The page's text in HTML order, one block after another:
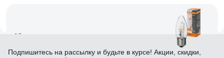
12 отзывов
Подпишитесь на рассылку и будьте в курсе! Акции, скидки,